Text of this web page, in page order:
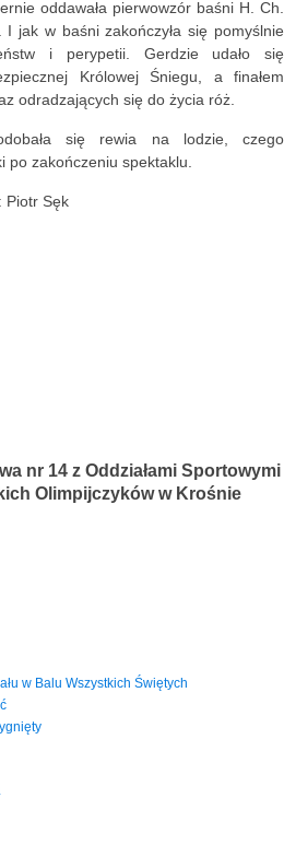
oddawała pierwowzór baśni H. Ch.
I jak w baśni zakończyła się pomyślnie
i perypetii. Gerdzie udało się
Królowej Śniegu, a finałem
odradzających się do życia róż.
się rewia na lodzie, czego
po zakończeniu spektaklu.
Piotr Sęk
nr 14 z Oddziałami Sportowymi
Olimpijczyków w Krośnie
w Balu Wszystkich Świętych